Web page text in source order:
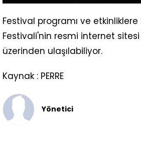
Festival programı ve
Festivali'nin resmi internet
üzerinden ulaşılabiliyor.
Kaynak : PERRE
Yönetici